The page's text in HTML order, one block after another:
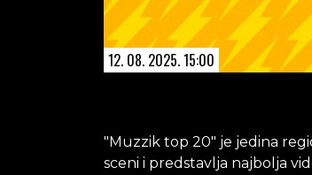
12. 08. 2025. 15:00
"Muzzik top 20" je jedina
sceni i predstavlja najbolja